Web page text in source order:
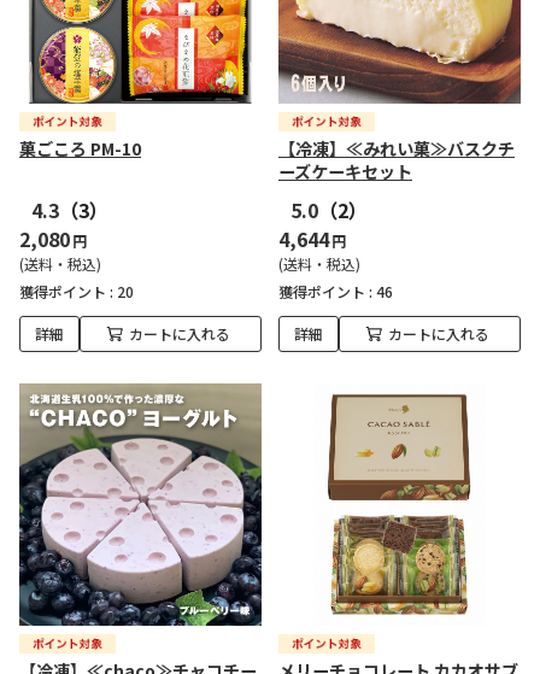
菓ごころ PM-10
4.3 （3）
2,080円
(送料・税込)
獲得ポイント : 20
詳細 カートに入れる
【冷凍】≪みれい菓≫バスクチ
ーズケーキセット
5.0 （2）
4,644円
(送料・税込)
獲得ポイント : 46
詳細 カートに入れる